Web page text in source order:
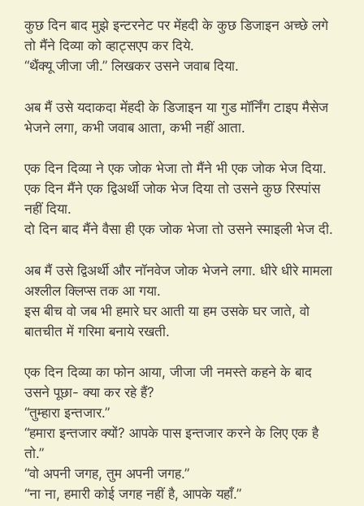
कुछ दिन बाद मुझे इन्टरनेट पर मेंहदी के कुछ डिजाइन अच्छे लगे
तो मैंने दिव्या को व्हाट्सएप कर दिये.
“थैंक्यू जीजा जी.” लिखकर उसने जवाब दिया.
अब मैं उसे यदाकदा मेंहदी के डिजाइन या गुड मॉर्निंग टाइप मैसेज
भेजने लगा, कभी जवाब आता, कभी नहीं आता.
एक दिन दिव्या ने एक जोक भेजा तो मैंने भी एक जोक भेज दिया.
एक दिन मैंने एक द्विअर्थी जोक भेज दिया तो उसने कुछ रिस्पांस
नहीं दिया.
दो दिन बाद मैंने वैसा ही एक जोक भेजा तो उसने स्माइली भेज दी.
अब मैं उसे द्विअर्थी और नॉनवेज जोक भेजने लगा. धीरे धीरे मामला
अश्लील क्लिप्स तक आ गया.
इस बीच वो जब भी हमारे घर आती या हम उसके घर जाते, वो
बातचीत में गरिमा बनाये रखती.
एक दिन दिव्या का फोन आया, जीजा जी नमस्ते कहने के बाद
उसने पूछा- क्या कर रहे हैं?
“तुम्हारा इन्तजार.”
“हमारा इन्तजार क्यों? आपके पास इन्तजार करने के लिए एक है
तो.”
“वो अपनी जगह, तुम अपनी जगह.”
“ना ना, हमारी कोई जगह नहीं है, आपके यहाँ.”